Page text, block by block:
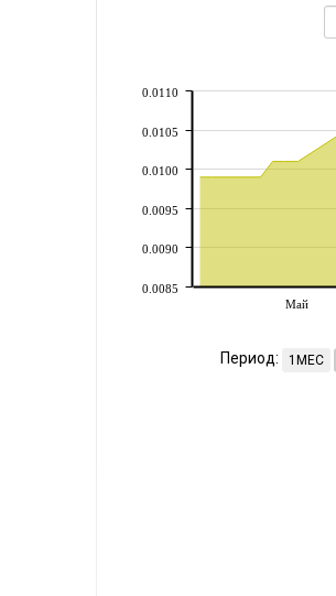
Май
0.0085
0.0090
0.0095
0.0100
0.0105
0.0110
Период: 1МЕС